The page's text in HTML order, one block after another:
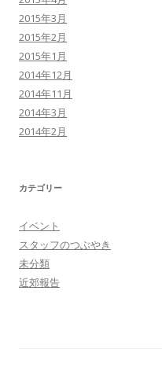
2015年3月
2015年2月
2015年1月
2014年12月
2014年11月
2014年3月
2014年2月
カテゴリー
イベント
スタッフのつぶやき
未分類
近郊報告